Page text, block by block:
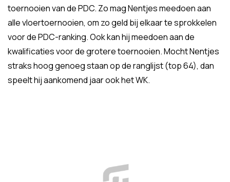
toernooien van de PDC. Zo mag Nentjes meedoen aan
alle vloertoernooien, om zo geld bij elkaar te sprokkelen
voor de PDC-ranking. Ook kan hij meedoen aan de
kwalificaties voor de grotere toernooien. Mocht Nentjes
straks hoog genoeg staan op de ranglijst (top 64), dan
speelt hij aankomend jaar ook het WK.